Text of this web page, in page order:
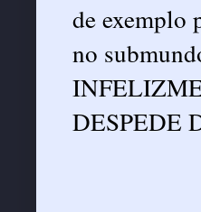
de exemplo
no
DESPEDE